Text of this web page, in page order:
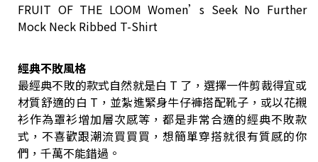
FRUIT OF THE LOOM Women’s Seek No Further
Mock Neck Ribbed T-Shirt
經典不敗風格
最經典不敗的款式自然就是白 T 了，選擇一件剪裁得宜或
材質舒適的白 T，並紮進緊身牛仔褲搭配靴子，或以花襯
衫作為罩衫增加層次感等，都是非常合適的經典不敗款
式，不喜歡跟潮流買買買，想簡單穿搭就很有質感的你
們，千萬不能錯過。